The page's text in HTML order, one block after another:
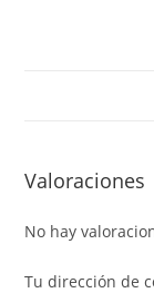
Valoraciones
No hay
Tu dirección de